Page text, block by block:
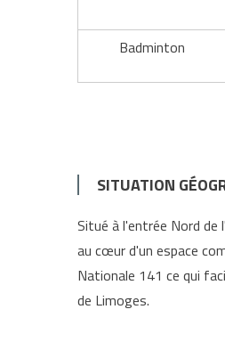
Badminton
SITUATION
Situé à l'entrée Nord de
au cœur d'un espace
Nationale 141 ce qui
de Limoges.